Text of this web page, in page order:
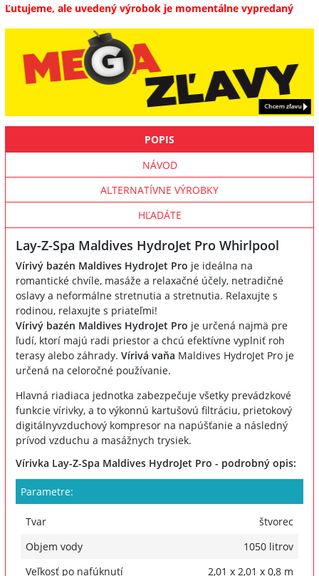
Ľutujeme, ale uvedený výrobok je momentálne vypredaný
POPIS
NÁVOD
ALTERNATÍVNE VÝROBKY
HĽADÁTE
Lay-Z-Spa Maldives HydroJet Pro Whirlpool
Vírivý bazén Maldives HydroJet Pro je ideálna na
romantické chvíle, masáže a relaxačné účely, netradičné
oslavy a neformálne stretnutia a stretnutia. Relaxujte s
rodinou, relaxujte s priateľmi!
Vírivý bazén Maldives HydroJet Pro je určená najmä pre
ľudí, ktorí majú radi priestor a chcú efektívne vyplniť roh
terasy alebo záhrady. Vírivá vaňa Maldives HydroJet Pro je
určená na celoročné používanie.
Hlavná riadiaca jednotka zabezpečuje všetky prevádzkové
funkcie vírivky, a to výkonnú kartušovú filtráciu, prietokový
digitálnyvzduchový kompresor na napúšťanie a následný
prívod vzduchu a masážnych trysiek.
Vírivka Lay-Z-Spa Maldives HydroJet Pro - podrobný opis:
Parametre:
Tvar
štvorec
Objem vody
1050 litrov
Veľkosť po nafúknutí
2,01 x 2,01 x 0,8 m